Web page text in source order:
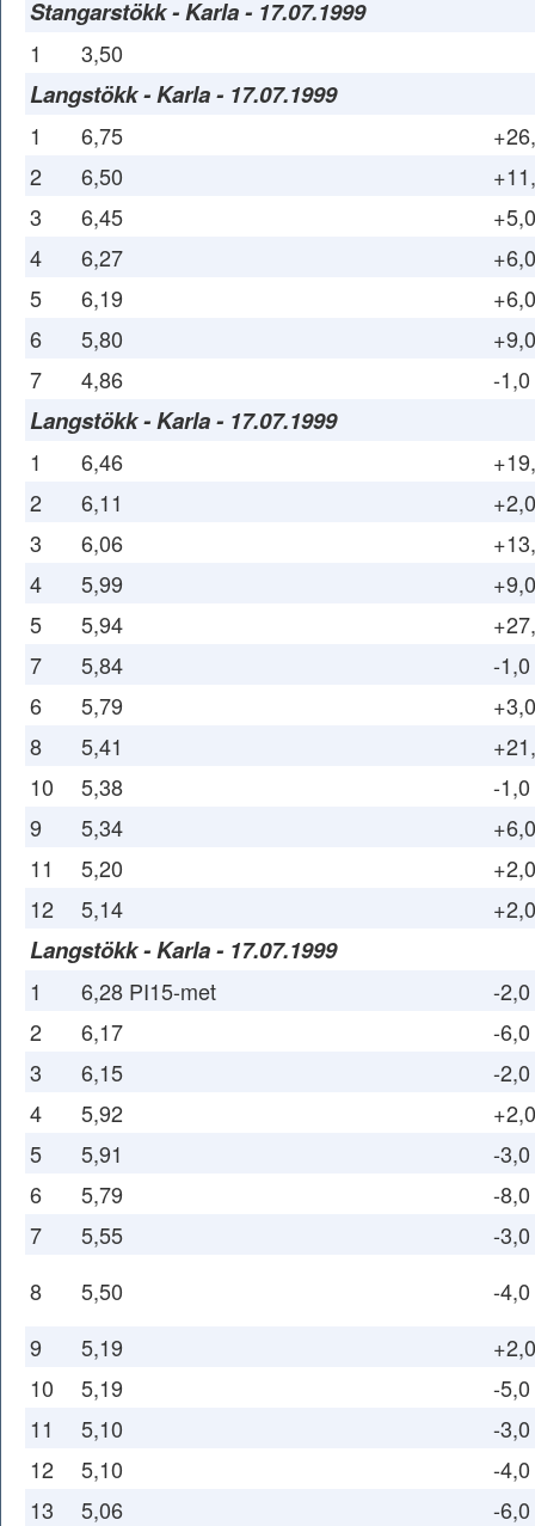
Stangarstökk - Karla - 17.07.1999
1 3,50
Langstökk - Karla - 17.07.1999
1 6,75
2
6,50
3
6,45
+5,0
4
6,27
+6,0
5
6,19
+6,0
6
5,80
+9,0
7
4,86 -1,0
Langstökk - Karla - 17.07.1999
1 6,46
2
6,11
+2,0
3
6,06
4
5,99
+9,0
5
5,94
7
5,84
-1,0
6
5,79
+3,0
8
5,41
10
5,38
-1,0
9
5,34
+6,0
11
5,20
+2,0
12
5,14 +2,0
Langstökk - Karla - 17.07.1999
1 6,28 PI15-met
-2,0
2
6,17
-6,0
3
6,15
-2,0
4
5,92
+2,0
5
5,91
-3,0
6
5,79
-8,0
7
5,55
-3,0
8
5,50
-4,0
9
5,19
+2,0
10
5,19
-5,0
11
5,10
-3,0
12
5,10
-4,0
13
5,06
-6,0